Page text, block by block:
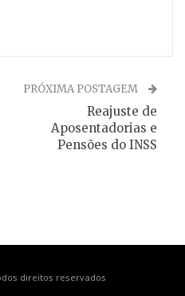
PRÓXIMA POSTAGEM
Reajuste de
Aposentadorias e
Pensões do INSS
direitos reservados